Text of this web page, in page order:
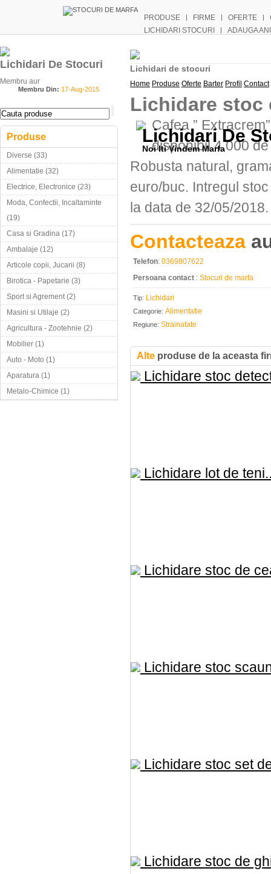
PRODUSE FIRME OFERTE
LICHIDARI STOCURI
ADAUGA
Lichidari De Stocuri
Membru aur
Membru Din: 17-Aug-2015
Produse
Diverse (33)
Alimentatie (32)
Electrice, Electronice (23)
Moda, Confectii, Incaltaminte
(19)
Casa si Gradina (17)
Ambalaje (12)
Articole copii, Jucarii (8)
Birotica - Papetarie (3)
Sport si Agrement (2)
Masini si Utilaje (2)
Agricultura - Zootehnie (2)
Mobilier (1)
Auto - Moto (1)
Aparatura (1)
Metalo-Chimice (1)
Lichidari De
Noi Iti Vindem Marfa
Lichidari de stocuri
Home Produse Oferte Barter Profil Contact
Lichidare stoc
Cafea ”
disponibil 4.000
Robusta natural,
euro/buc. Intregul
la data de 32/05/2018.
Contacteaza
Telefon: 0369807622
Persoana contact : Stocuri de marfa
Tip: Lichidari
Categorie: Alimentatie
Regiune: Strainatate
Alte produse de la aceasta
Lichidare stoc
Lichidare lot de
Lichidare stoc de
Lichidare stoc
Lichidare stoc set
Lichidare stoc de